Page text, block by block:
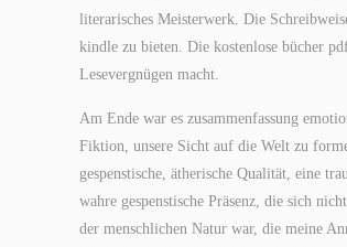
literarisches Meisterwerk. Die
kindle zu bieten. Die kostenlose bücher
Lesevergnügen macht.
Am Ende war es zusammenfassung
Fiktion, unsere Sicht auf die Welt zu
gespenstische, ätherische Qualität, eine
wahre gespenstische Präsenz, die sich
der menschlichen Natur war, die meine